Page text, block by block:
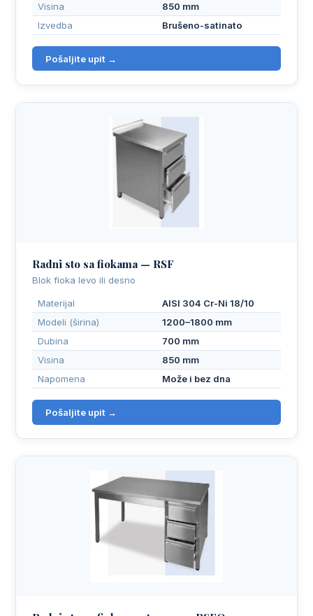
Visina
850 mm
Izvedba
Brušeno-satinato
Pošaljite upit →
Radni sto sa fiokama — RSF
Blok fioka levo ili desno
Materijal
AISI 304 Cr-Ni 18/10
Modeli (širina)
1200–1800 mm
Dubina
700 mm
Visina
850 mm
Napomena
Može i bez dna
Pošaljite upit →